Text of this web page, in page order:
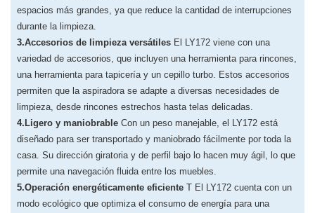
espacios más grandes, ya que reduce la cantidad de interrupciones
durante la limpieza.
3.Accesorios de limpieza versátiles El LY172 viene con una
variedad de accesorios, que incluyen una herramienta para rincones,
una herramienta para tapicería y un cepillo turbo. Estos accesorios
permiten que la aspiradora se adapte a diversas necesidades de
limpieza, desde rincones estrechos hasta telas delicadas.
4.Ligero y maniobrable Con un peso manejable, el LY172 está
diseñado para ser transportado y maniobrado fácilmente por toda la
casa. Su dirección giratoria y de perfil bajo lo hacen muy ágil, lo que
permite una navegación fluida entre los muebles.
5.Operación energéticamente eficiente T El LY172 cuenta con un
modo ecológico que optimiza el consumo de energía para una